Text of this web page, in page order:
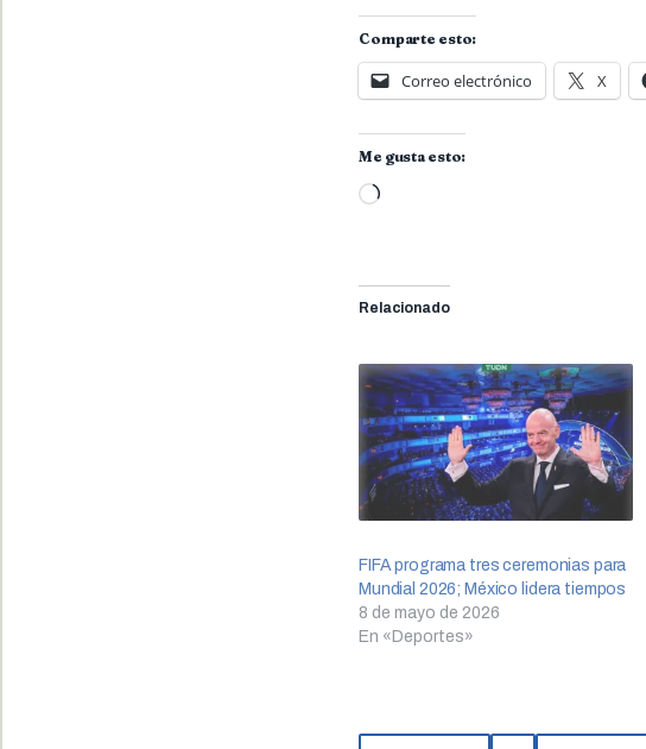
Comparte esto:
Correo electrónico X
Me gusta esto:
Cargando...
Relacionado
FIFA programa tres ceremonias para
Mundial 2026; México lidera tiempos
8 de mayo de 2026
En «Deportes»